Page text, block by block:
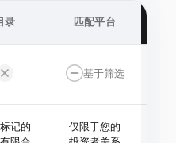
录 匹配平台
基于筛选
记的
仅限于您的